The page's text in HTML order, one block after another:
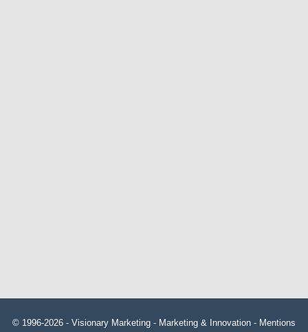
© 1996-2026 - Visionary Marketing - Marketing & Innovation - Mentions